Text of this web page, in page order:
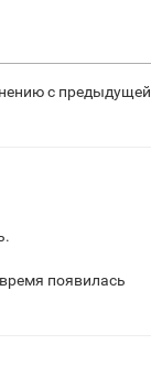
с предыдущей
появилась